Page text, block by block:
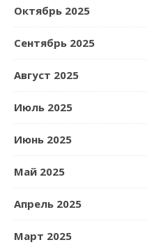
Октябрь 2025
Сентябрь 2025
Август 2025
Июль 2025
Июнь 2025
Май 2025
Апрель 2025
Март 2025